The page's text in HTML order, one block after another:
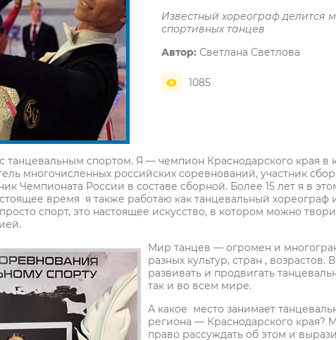
Известный хореограф делится
спортивных танцев
Автор: Светлана Светлова
1085
танцевальным спортом. Я — чемпион Краснодарского края в
многочисленных российских соревнований, участник
Чемпионата России в составе сборной. Более 15 лет я в
время я также работаю как танцевальный хореограф
спорт, это настоящее искусство, в котором можно
Мир танцев — огромен и
разных культур, стран ,
развивать и продвигать
так и во всем мире.
А какое место занимает
региона — Краснодарского края?
право рассуждать об этом и